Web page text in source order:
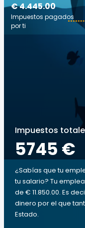
€ 4.445.00
Impuestos pagados
por ti
Impuestos
5745 €
¿Sabías que tu
tu salario? Tu
de € 11.850.00. Es
dinero por el que
Estado.